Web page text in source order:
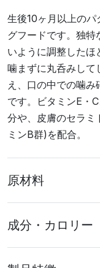
生後10ヶ月以上の
グフードです。独特
いように調整したほ
噛まずに丸呑みして
え、口の中での噛
です。ビタミンE・
分や、皮膚のセラミ
ミンB群)を配合。
原材料
成分・カロリー